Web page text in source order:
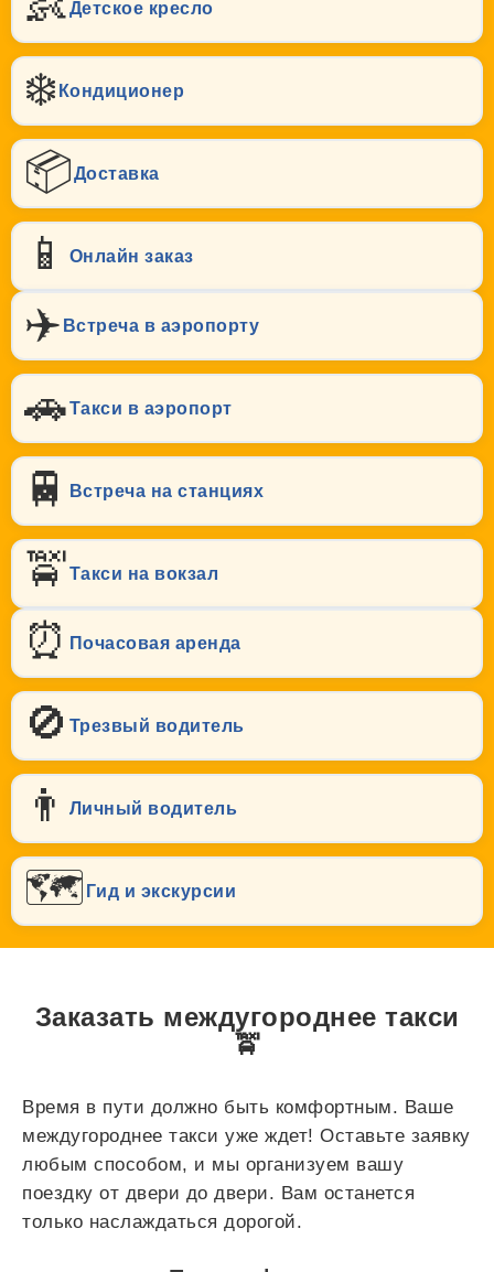
Детское кресло
❄️ Кондиционер
📦Доставка
📱 Онлайн заказ
✈️ Встреча в аэропорту
🚗Такси в аэропорт
🚆 Встреча на станциях
🚖Такси на вокзал
⏰ Почасовая аренда
🚫 Трезвый водитель
👨 Личный водитель
🗺️ Гид и экскурсии
Заказать междугороднее такси
🚖
Время в пути должно быть комфортным. Ваше
междугороднее такси уже ждет! Оставьте заявку
любым способом, и мы организуем вашу
поездку от двери до двери. Вам останется
только наслаждаться дорогой.